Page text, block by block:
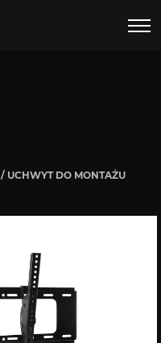
/ UCHWYT DO MONTAŻU